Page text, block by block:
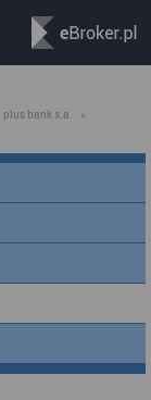
plus bank s.a.
»